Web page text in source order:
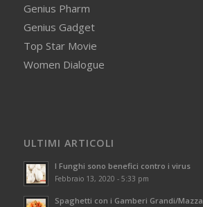
Genius Pharm
Genius Gadget
Top Star Movie
Women Dialogue
ULTIMI ARTICOLI
I Funghi sono benefici contro i virus
Febbraio 13, 2020 - 5:33 pm
Spaghetti con i Gamberi Grandi/